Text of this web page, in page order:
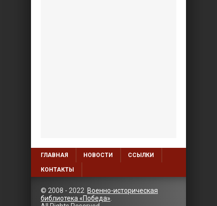
ГЛАВНАЯ НОВОСТИ ССЫЛКИ
КОНТАКТЫ
© 2008 - 2022 Военно-историческая
библиотека «Победа»